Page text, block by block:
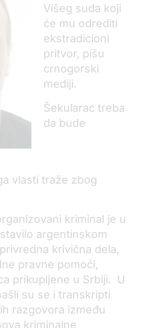
Višeg suda koji
će mu odrediti
ekstradicioni
pritvor, pišu
crnogorski
mediji.
Šekularac treba
da bude
vlasti traže zbog
kriminal je u
argentinskom
krivična dela,
pravne pomoći,
prikupljene u Srbiji. U
su se i transkripti
razgovora između
kriminalne